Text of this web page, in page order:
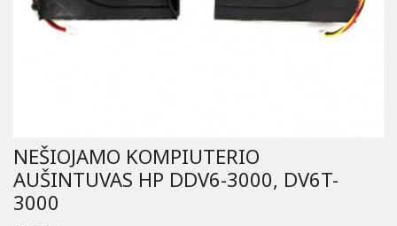
NEŠIOJAMO KOMPIUTERIO
AUŠINTUVAS HP DDV6-3000, DV6T-
3000